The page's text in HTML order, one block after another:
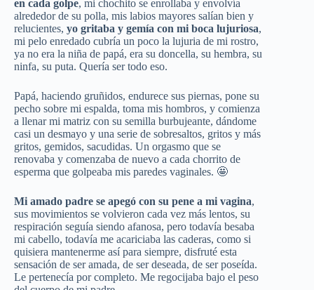
en cada golpe, mi chochito se enrollaba y envolvía
alrededor de su polla, mis labios mayores salían bien y
relucientes, yo gritaba y gemía con mi boca lujuriosa,
mi pelo enredado cubría un poco la lujuria de mi rostro,
ya no era la niña de papá, era su doncella, su hembra, su
ninfa, su puta. Quería ser todo eso.
Papá, haciendo gruñidos, endurece sus piernas, pone su
pecho sobre mi espalda, toma mis hombros, y comienza
a llenar mi matriz con su semilla burbujeante, dándome
casi un desmayo y una serie de sobresaltos, gritos y más
gritos, gemidos, sacudidas. Un orgasmo que se
renovaba y comenzaba de nuevo a cada chorrito de
esperma que golpeaba mis paredes vaginales. 🤩
Mi amado padre se apegó con su pene a mi vagina,
sus movimientos se volvieron cada vez más lentos, su
respiración seguía siendo afanosa, pero todavía besaba
mi cabello, todavía me acariciaba las caderas, como si
quisiera mantenerme así para siempre, disfruté esta
sensación de ser amada, de ser deseada, de ser poseída.
Le pertenecía por completo. Me regocijaba bajo el peso